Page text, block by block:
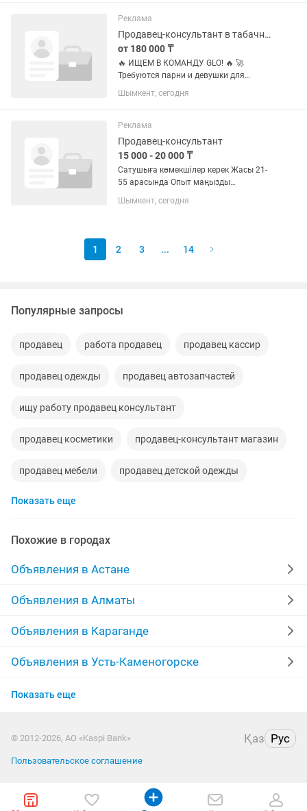
Реклама
Продавец-консультант в табачную компанию
от 180 000 ₸
🔥 ИЩЕМ В КОМАНДУ GLO! 🔥 🚀
Требуются парни и девушки для
работы в табачной компании с
инновационными девайсами glo. 📍
сменный график: — с 10:00 до 14:00 или
— с 16:00 до...
Шымкент, сегодня
Реклама
Продавец-консультант
15 000 - 20 000 ₸
Сатушыға көмекшілер керек Жасы 21-
55 арасында Опыт маңызды
аптасына немесе күніне беріледі
Шымкент, сегодня
1 2 3 ... 14
Популярные запросы
продавец работа продавец продавец кассир
продавец одежды продавец автозапчастей
ищу работу продавец консультант
продавец косметики продавец-консультант магазин
продавец мебели продавец детской одежды
продавец продукты питания
продавец продукт продавец цветов
продавец требуется срочно
продавец консультант бутик
рынок продавец продавец бутик
продавец по залу
Показать еще
Похожие в городах
Объявления в Астане
Объявления в Алматы
Объявления в Караганде
Объявления в Усть-Каменогорске
Объявления в Актобе
Объявления в Павлодаре
Объявления в Петропавловске
Показать еще
© 2012-2026, АО «Kaspi Bank» Қаз Рус
Пользовательское соглашение